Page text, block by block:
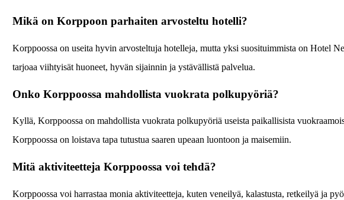
Mikä on Korppoon parhaiten arvosteltu hotelli?
Korppoossa on useita hyvin arvosteltuja hotelleja, mutta yksi suosituimmista on Hotel
tarjoaa viihtyisät huoneet, hyvän sijainnin ja ystävällistä palvelua.
Onko Korppoossa mahdollista vuokrata polkupyöriä?
Kyllä, Korppoossa on mahdollista vuokrata polkupyöriä useista paikallisista
Korppoossa on loistava tapa tutustua saaren upeaan luontoon ja maisemiin.
Mitä aktiviteetteja Korppoossa voi tehdä?
Korppoossa voi harrastaa monia aktiviteetteja, kuten veneilyä, kalastusta, retkeilyä ja